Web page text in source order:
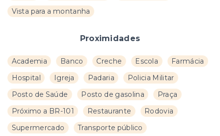
Vista para a montanha
Proximidades
Academia Banco Creche Escola
Farmácia
Hospital
Igreja Padaria
Policia Militar
Posto de Saúde
Posto de gasolina
Praça
Próximo a BR-101
Restaurante
Rodovia
Supermercado
Transporte público